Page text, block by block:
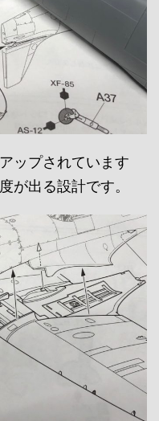
ップされています
が出る設計です。